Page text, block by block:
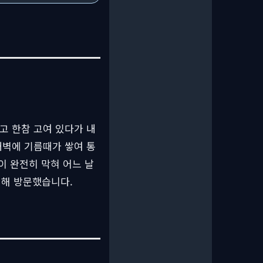
한참 고여 있다가 내
에 기름때가 쌓여 통
완전히 막혀 어느 날
방문했습니다.